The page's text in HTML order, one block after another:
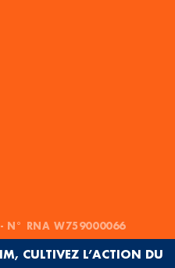
N° RNA W759000066
CULTIVEZ L’ACTION DU